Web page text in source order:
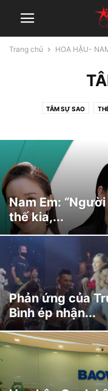
Trang chủ HOA HẬU-
TÂM SỰ SAO
Nam Em:
thế kia,...
Phản ứng của
Bình ép nhận...